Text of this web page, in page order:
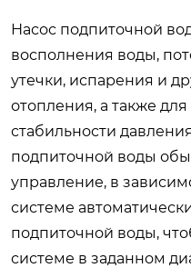
Насос подпиточной
восполнения воды,
утечки, испарения и
отопления, а также
стабильности
подпиточной воды
управление, в
системе
подпиточной воды,
системе в заданном